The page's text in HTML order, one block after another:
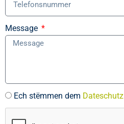
Message
Ech stëmmen dem Dateschutz